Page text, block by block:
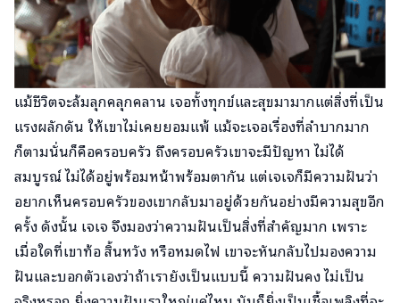
แม้ชีวิตจะล้มลุกคลุกคลาน เจอทั้งทุกข์และสุขมามากแต่สิ่งที่เป็น
แรงผลักดัน ให้เขาไม่เคยยอมแพ้ แม้จะเจอเรื่องที่ลำบากมาก
ก็ตามนั่นก็คือครอบครัว ถึงครอบครัวเขาจะมีปัญหา ไม่ได้
สมบูรณ์ ไม่ได้อยู่พร้อมหน้าพร้อมตากัน แต่เจเจก็มีความฝันว่า
อยากเห็นครอบครัวของเขากลับมาอยู่ด้วยกันอย่างมีความสุขอีก
ครั้ง ดังนั้น เจเจ จึงมองว่าความฝันเป็นสิ่งที่สำคัญมาก เพราะ
เมื่อใดที่เขาท้อ สิ้นหวัง หรือหมดไฟ เขาจะหันกลับไปมองความ
ฝันและบอกตัวเองว่าถ้าเรายังเป็นแบบนี้ ความฝันคง ไม่เป็น